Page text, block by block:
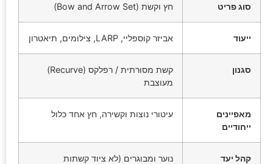
סוג פריט חץ וקשת (Bow and Arrow Set)
ייעוד אביזר קוספליי, LARP, צילומים, תיאטרון
סגנון
קשת מסורתית / רפלקס (Recurve)
מעוצבת
מאפיינים
ייחודיים
עיטורי נוצות וקשירה, חץ אחד כלול
קהל יעד
נוער ומבוגרים (לא ציוד קשתות